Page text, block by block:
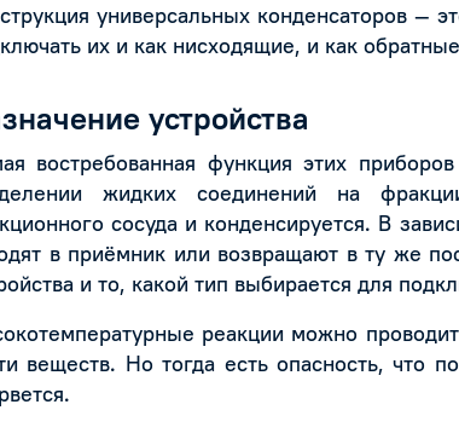
универсальных конденсаторов —
их и как нисходящие, и как
устройства
востребованная функция этих
жидких соединений на
сосуда и конденсируется. В
в приёмник или возвращают в ту же
и то, какой тип выбирается для
реакции можно
веществ. Но тогда есть опасность, что